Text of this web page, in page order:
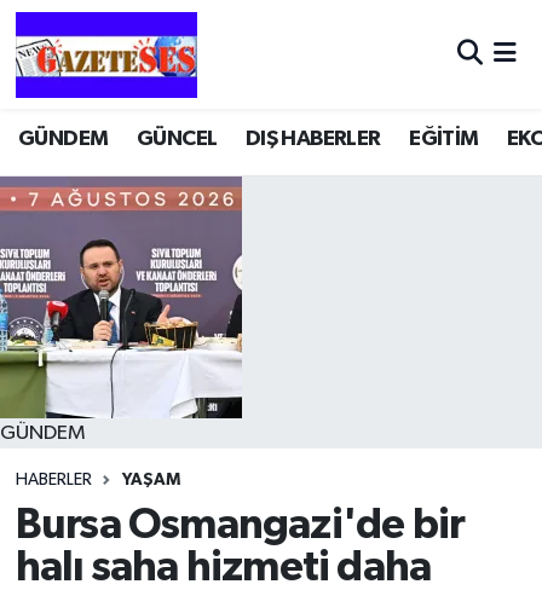
GÜNDEM GÜNCEL DIŞ HABERLER EĞİTİM
GÜNDEM
HABERLER YAŞAM
Bursa Osmangazi'de bir
halı saha hizmeti daha